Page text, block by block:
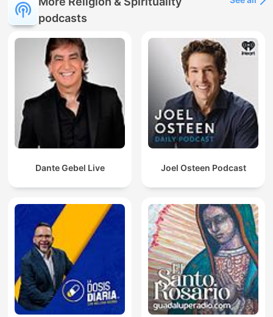
podcasts
Dante Gebel Live Joel Osteen Podcast